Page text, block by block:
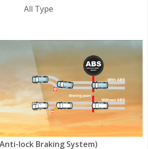
All Type
lock Braking System)